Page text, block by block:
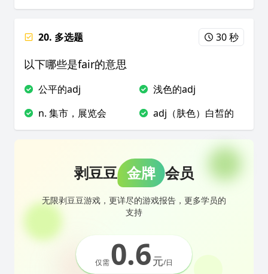
20. 多选题 30 秒
以下哪些是fair的意思
公平的adj
浅色的adj
n. 集市，展览会
adj（肤色）白皙的
剥豆豆 金牌 会员
无限剥豆豆游戏，更详尽的游戏报告，更多学员的
支持
仅需0.6元/日